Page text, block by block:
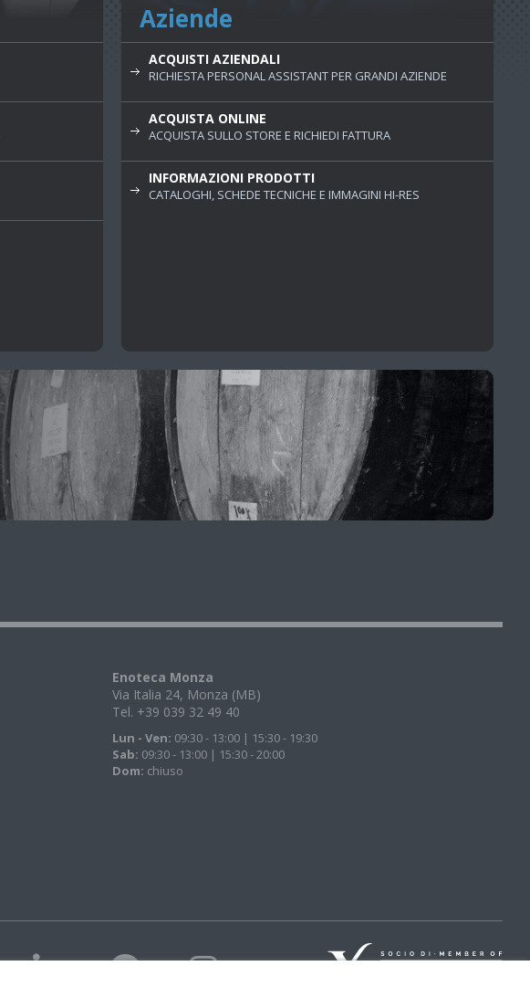
Aziende
ACQUISTI AZIENDALI
RICHIESTA PERSONAL ASSISTANT PER GRANDI AZIENDE
ACQUISTA ONLINE
ACQUISTA SULLO STORE E RICHIEDI FATTURA
INFORMAZIONI PRODOTTI
CATALOGHI, SCHEDE TECNICHE E IMMAGINI HI-RES
Enoteca Monza
Via Italia 24, Monza (MB)
Tel. +39 039 32 49 40
Lun - Ven: 09:30 - 13:00 | 15:30 - 19:30
Sab: 09:30 - 13:00 | 15:30 - 20:00
Dom: chiuso